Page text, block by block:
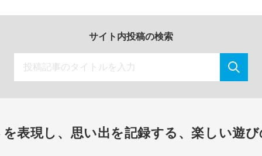
サイト内投稿の検索
表現し、思い出を記録する、楽しい遊